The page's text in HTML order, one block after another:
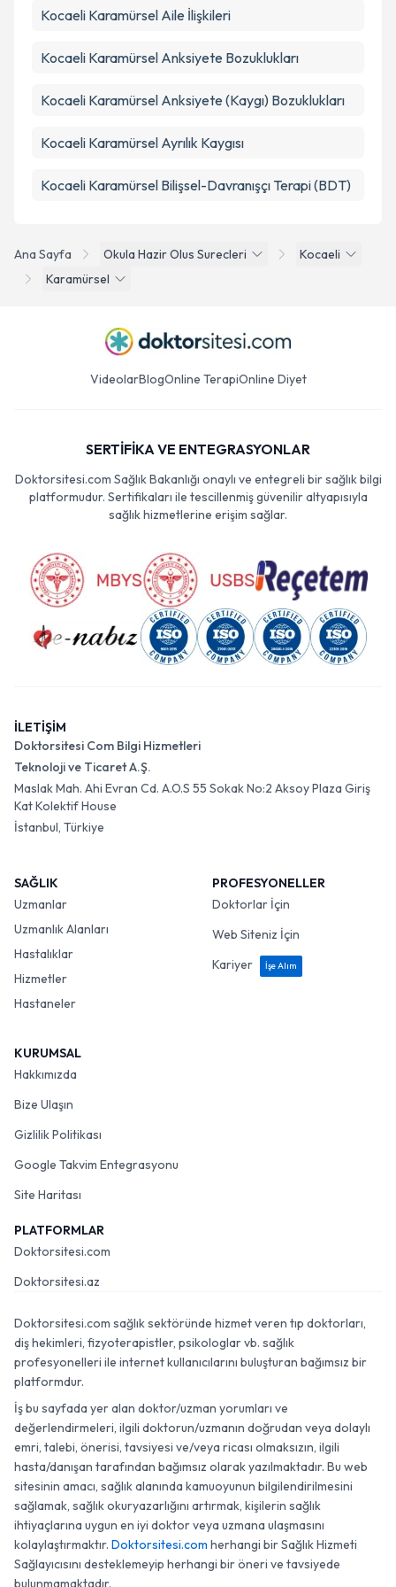
Ana Sayfa Okula Hazir Olus Surecleri
Kocaeli
Karamürsel
Kocaeli Karamürsel Aile İlişkileri
Kocaeli Karamürsel Anksiyete Bozuklukları
Kocaeli Karamürsel Anksiyete (Kaygı) Bozuklukları
Kocaeli Karamürsel Ayrılık Kaygısı
Kocaeli Karamürsel Bilişsel-Davranışçı Terapi (BDT)
VideolarBlogOnline TerapiOnline Diyet
SERTİFİKA VE ENTEGRASYONLAR
Doktorsitesi.com Sağlık Bakanlığı onaylı ve entegreli bir sağlık bilgi
platformudur. Sertifikaları ile tescillenmiş güvenilir altyapısıyla
sağlık hizmetlerine erişim sağlar.
İLETİŞİM
Doktorsitesi Com Bilgi Hizmetleri
Teknoloji ve Ticaret A.Ş.
Maslak Mah. Ahi Evran Cd. A.O.S 55 Sokak No:2 Aksoy Plaza Giriş
Kat Kolektif House
İstanbul, Türkiye
SAĞLIK
Uzmanlar
Uzmanlık Alanları
Hastalıklar
Hizmetler
Hastaneler
PROFESYONELLER
Doktorlar İçin
Web Siteniz İçin
Kariyer
İşe Alım
KURUMSAL
Hakkımızda
Bize Ulaşın
Gizlilik Politikası
Google Takvim Entegrasyonu
Site Haritası
PLATFORMLAR
Doktorsitesi.com
Doktorsitesi.az
Doktorsitesi.com sağlık sektöründe hizmet veren tıp doktorları,
diş hekimleri, fizyoterapistler, psikologlar vb. sağlık
profesyonelleri ile internet kullanıcılarını buluşturan bağımsız bir
platformdur.
İş bu sayfada yer alan doktor/uzman yorumları ve
değerlendirmeleri, ilgili doktorun/uzmanın doğrudan veya dolaylı
emri, talebi, önerisi, tavsiyesi ve/veya ricası olmaksızın, ilgili
hasta/danışan tarafından bağımsız olarak yazılmaktadır. Bu web
sitesinin amacı, sağlık alanında kamuoyunun bilgilendirilmesini
sağlamak, sağlık okuryazarlığını artırmak, kişilerin sağlık
ihtiyaçlarına uygun en iyi doktor veya uzmana ulaşmasını
kolaylaştırmaktır. Doktorsitesi.com herhangi bir Sağlık Hizmeti
Sağlayıcısını desteklemeyip herhangi bir öneri ve tavsiyede
bulunmamaktadır.